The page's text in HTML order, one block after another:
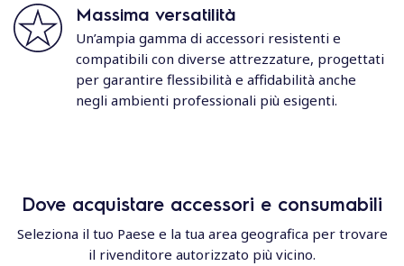
Massima versatilità
Un’ampia gamma di accessori resistenti e
compatibili con diverse attrezzature, progettati
per garantire flessibilità e affidabilità anche
negli ambienti professionali più esigenti.
Dove acquistare accessori e consumabili
Seleziona il tuo Paese e la tua area geografica per trovare
il rivenditore autorizzato più vicino.